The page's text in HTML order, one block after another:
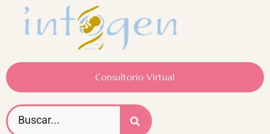
Consultorio Virtual